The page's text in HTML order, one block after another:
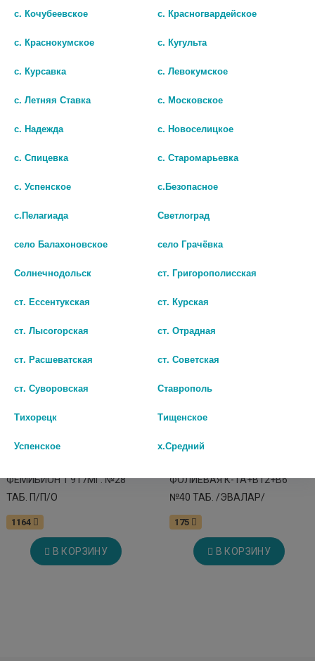
ЭЛЕВИТ ЗАЧАТИЕ КАПС №60
2562
В КОРЗИНУ
ФЕМИБИОН 2 N28 ТАБЛ П/
ПЛЕН/ОБОЛОЧ ПО
ФЕМИБИОН 1 917МГ. №28
ТАБ. П/П/О
1164
В КОРЗИНУ
ФОЛИЕВАЯ К-ТА+В12+В6
№40 ТАБ. /ЭВАЛАР/
175
В КОРЗИНУ
с. Кочубеевское с. Красногвардейское
с. Краснокумское с. Кугульта
с. Курсавка с. Левокумское
с. Летняя Ставка с. Московское
с. Надежда с. Новоселицкое
с. Спицевка с. Старомарьевка
с. Успенское с.Безопасное
с.Пелагиада Светлоград
село Балахоновское село Грачёвка
Солнечнодольск ст. Григорополисская
ст. Ессентукская ст. Курская
ст. Лысогорская ст. Отрадная
ст. Расшеватская ст. Советская
ст. Суворовская Ставрополь
Тихорецк Тищенское
Успенское х.Средний